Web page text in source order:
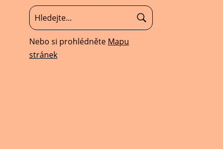
Nebo si prohlédněte Mapu
stránek